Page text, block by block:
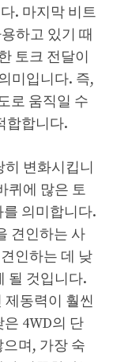
. 마지막 비트
하고 있기 때
토크 전달이
미입니다. 즉,
로 움직일 수
합합니다.
변화시킵니
퀴에 많은 토
의미합니다.
견인하는 사
인하는 데 낮
될 것입니다.
제동력이 훨씬
4WD의 단
며, 가장 숙